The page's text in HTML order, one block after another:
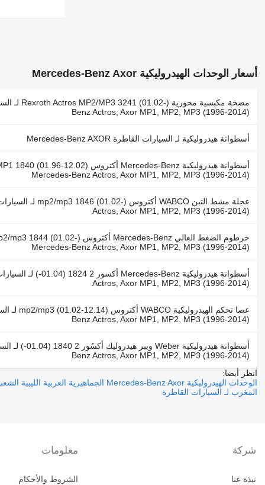
أسعار الوحدات الهيدروليكية Mercedes-Benz Axor
Benz Actros, Axor MP1, MP2, MP3 (1996-2014)
أسطوانة هيدروليكية لـ السيارات القاطرة Mercedes-Benz AXOR
Mercedes-Benz Actros, Axor MP1, MP2, MP3 (1996-2014)
Actros, Axor MP1, MP2, MP3 (1996-2014)
Mercedes-Benz Actros, Axor MP1, MP2, MP3 (1996-2014)
Actros, Axor MP1, MP2, MP3 (1996-2014)
Benz Actros, Axor MP1, MP2, MP3 (1996-2014)
Benz Actros, Axor MP1, MP2, MP3 (1996-2014)
انظر أيضا:
الوحدات الهيدروليكية Mercedes-Benz Axor الجماهيرية العربية الليبية الشعبية الاشتراكية لـ السيارات القاطرة
المغرب لـ السيارات القاطرة
شركة
نبذة عنا
معلومات
الشروط والأحكام